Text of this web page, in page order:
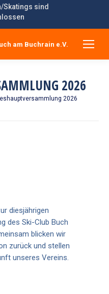
am Buchrain e.V.
2026
2026
diesjährigen
des Ski-Club Buch
blicken wir
zurück und stellen
unseres Vereins.